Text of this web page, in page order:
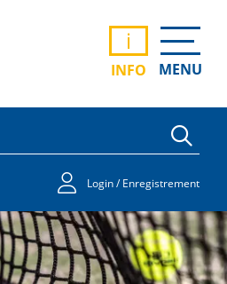
i
INFO MENU
Login / Enregistrement